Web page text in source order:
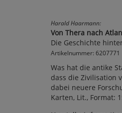
Harald Haarmann:
Von Thera nach
Die Geschichte
Artikelnummer: 6207771
Was hat die antike
dass die Zivilisation
dabei neuere
Karten, Lit., Format: